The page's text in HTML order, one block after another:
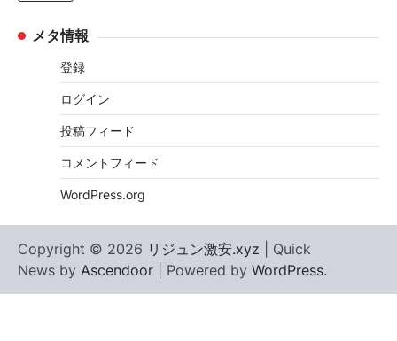
メタ情報
登録
ログイン
投稿フィード
コメントフィード
WordPress.org
Copyright © 2026 リジュン激安.xyz | Quick
News by Ascendoor | Powered by WordPress.